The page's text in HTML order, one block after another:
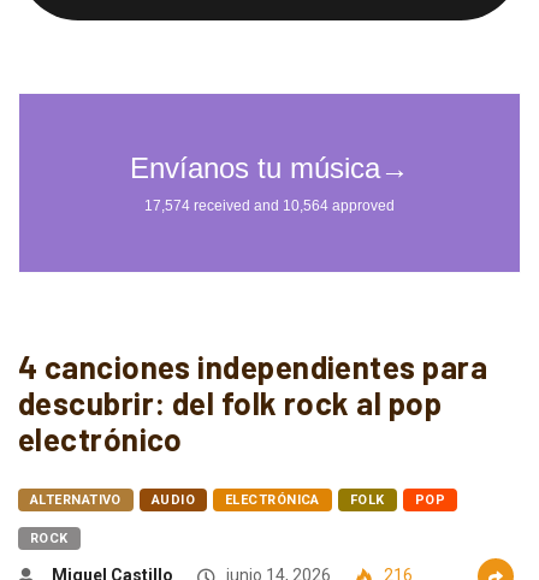
4 canciones independientes para
descubrir: del folk rock al pop
electrónico
ALTERNATIVO AUDIO ELECTRÓNICA FOLK POP
ROCK
Miguel Castillo junio 14, 2026 216